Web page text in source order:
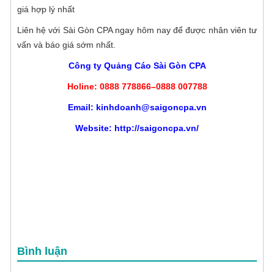
giá hợp lý nhất
Liên hệ với Sài Gòn CPA ngay hôm nay để được nhân viên tư
vấn và báo giá sớm nhất.
Công ty Quảng Cáo Sài Gòn CPA
Holine: 0888 778866–0888 007788
Email: kinhdoanh@saigoncpa.vn
Website: http://saigoncpa.vn/
Bình luận